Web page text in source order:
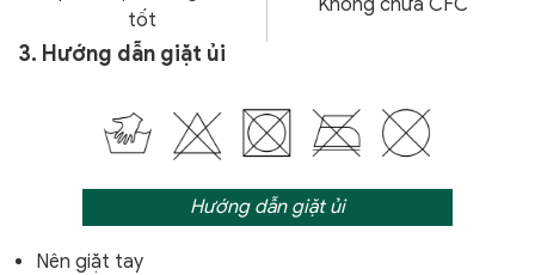
tốt
3. Hướng dẫn giặt ủi
Hướng dẫn giặt ủi
Nên giặt tay